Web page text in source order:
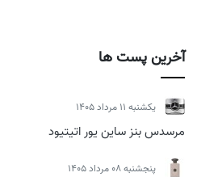
آخرین پست ها
يكشنبه 11 مرداد 1405
مرسدس بنز ساین یور اتیتیود
پنجشنبه 08 مرداد 1405